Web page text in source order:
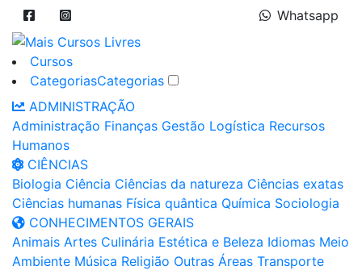
Whatsapp
Cursos
CategoriasCategorias
ADMINISTRAÇÃO
Administração Finanças Gestão Logística Recursos
Humanos
CIÊNCIAS
Biologia Ciência Ciências da natureza Ciências exatas
Ciências humanas Física quântica Química Sociologia
CONHECIMENTOS GERAIS
Animais Artes Culinária Estética e Beleza Idiomas Meio
Ambiente Música Religião Outras Áreas Transporte